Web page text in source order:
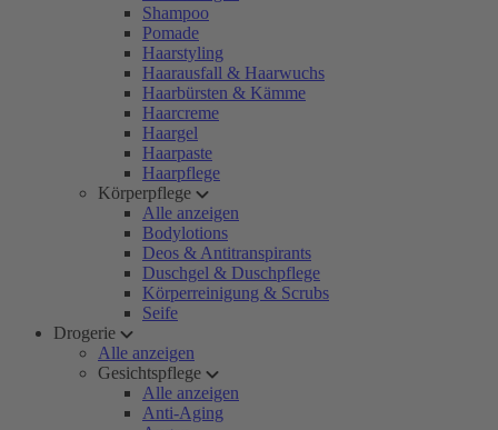
Shampoo
Pomade
Haarstyling
Haarausfall & Haarwuchs
Haarbürsten & Kämme
Haarcreme
Haargel
Haarpaste
Haarpflege
Körperpflege
Alle anzeigen
Bodylotions
Deos & Antitranspirants
Duschgel & Duschpflege
Körperreinigung & Scrubs
Seife
Drogerie
Alle anzeigen
Gesichtspflege
Alle anzeigen
Anti-Aging